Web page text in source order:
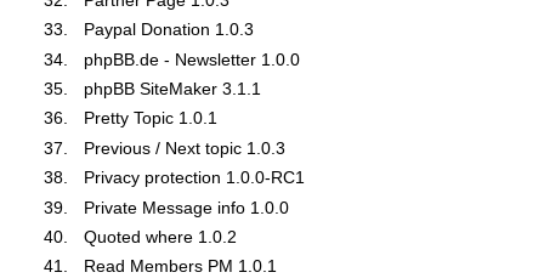
Paypal Donation 1.0.3
phpBB.de - Newsletter 1.0.0
phpBB SiteMaker 3.1.1
Pretty Topic 1.0.1
Previous / Next topic 1.0.3
Privacy protection 1.0.0-RC1
Private Message info 1.0.0
Quoted where 1.0.2
Read Members PM 1.0.1